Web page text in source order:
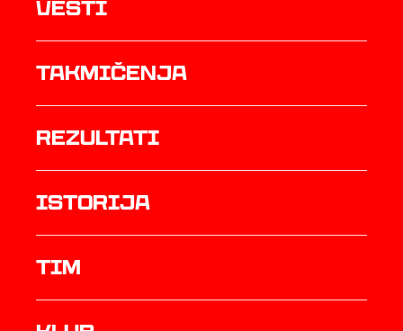
Vesti
Takmičenja
rezultati
istorija
TIM